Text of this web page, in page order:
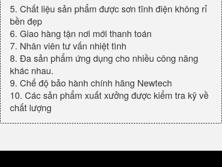
5. Chất liệu sản phẩm được sơn tĩnh điện không rỉ
bền đẹp
6. Giao hàng tận nơi mới thanh toán
7. Nhân viên tư vấn nhiệt tình
8. Đa sản phẩm ứng dụng cho nhiều công năng
khác nhau.
9. Chế độ bảo hành chính hãng Newtech
10. Các sản phẩm xuất xưởng được kiểm tra kỹ về
chất lượng